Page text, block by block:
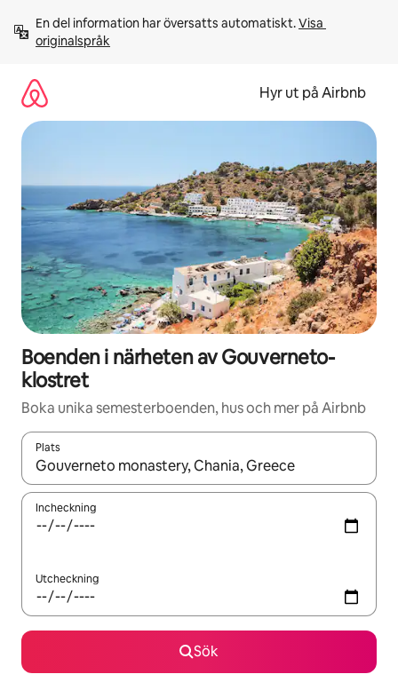
innehåll
En del information har översatts automatiskt. Visa
originalspråk
Hyr ut på Airbnb
Boenden i närheten av Gouverneto-
klostret
Boka unika semesterboenden, hus och mer på Airbnb
Plats
När resultaten är tillgängliga kan du navigera med upp- och
Incheckning
Utcheckning
Sök